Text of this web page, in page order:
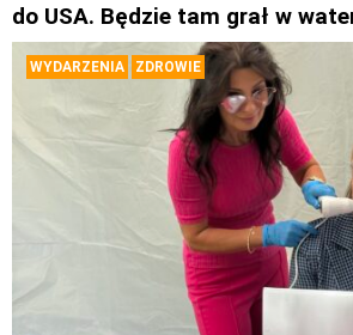
do USA. Będzie tam grał w
WYDARZENIA ZDROWIE